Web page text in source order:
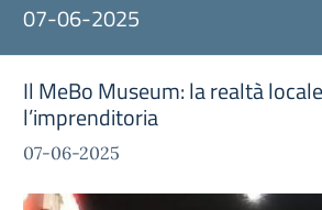
07-06-2025
Il MeBo Museum: la realtà
l’imprenditoria
07-06-2025